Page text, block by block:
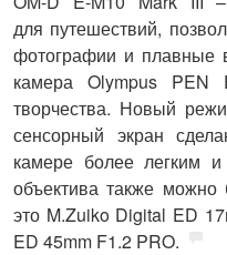
для путешествий,
фотографии и плавные
камера Olympus PEN
творчества. Новый
сенсорный экран
камере более легким
объектива также можно
это M.Zuiko Digital ED
ED 45mm F1.2 PRO.